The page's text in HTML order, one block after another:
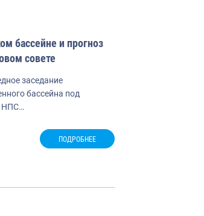
бассейне и прогноз
совете
заседание
бассейна под
НПС…
ПОДРОБНЕЕ